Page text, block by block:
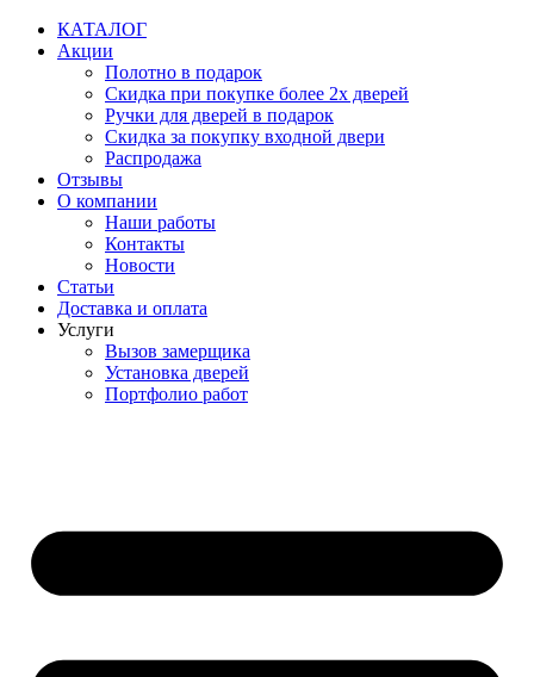
Перейти
содержимому
КАТАЛОГ
Акции
Полотно в подарок
Скидка при покупке более 2х дверей
Ручки для дверей в подарок
Скидка за покупку входной двери
Распродажа
Отзывы
О компании
Наши работы
Контакты
Новости
Статьи
Доставка и оплата
Услуги
Вызов замерщика
Установка дверей
Портфолио работ